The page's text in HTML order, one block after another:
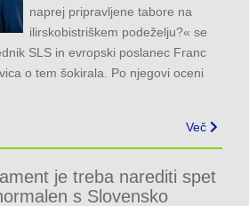
naprej pripravljene tabore na
ilirskobistriškem podeželju?« se
SLS in evropski poslanec Franc
o tem šokirala. Po njegovi oceni
Več
je treba narediti spet
s Slovensko